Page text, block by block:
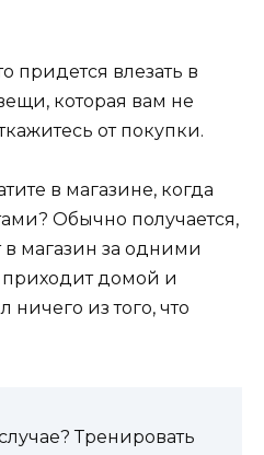
придется влезать в
которая вам не
от покупки.
в магазине, когда
Обычно получается,
в магазин за одними
приходит домой и
ничего из того, что
Тренировать